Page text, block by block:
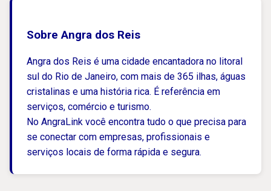
Sobre Angra dos Reis
Angra dos Reis é uma cidade encantadora no litoral
sul do Rio de Janeiro, com mais de 365 ilhas, águas
cristalinas e uma história rica. É referência em
serviços, comércio e turismo.
No AngraLink você encontra tudo o que precisa para
se conectar com empresas, profissionais e
serviços locais de forma rápida e segura.